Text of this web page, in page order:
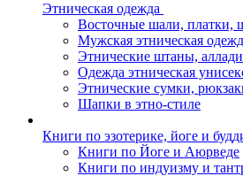
Этническая одежда
Восточные шали, платки,
Мужская этническая
Этнические штаны,
Одежда этническая
Этнические сумки,
Шапки в этно-стиле
Книги по эзотерике, йоге и
Книги по Йоге и Аюрведе
Книги по индуизму и